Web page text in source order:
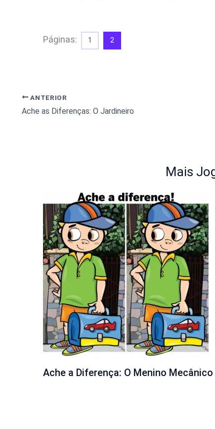
Páginas: 1 2
ANTERIOR
Ache as Diferenças: O Jardineiro
Mais
Ache a Diferença: O Menino Mecânico